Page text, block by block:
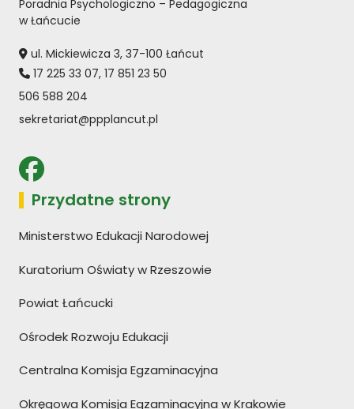
Poradnia Psychologiczno – Pedagogiczna
w Łańcucie
ul. Mickiewicza 3, 37-100 Łańcut
17 225 33 07, 17 851 23 50
506 588 204
sekretariat@ppplancut.pl
Przydatne strony
Ministerstwo Edukacji Narodowej
Kuratorium Oświaty w Rzeszowie
Powiat Łańcucki
Ośrodek Rozwoju Edukacji
Centralna Komisja Egzaminacyjna
Okręgowa Komisja Egzaminacyjna w Krakowie